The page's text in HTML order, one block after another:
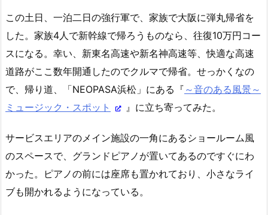
この土日、一泊二日の強行軍で、家族で大阪に弾丸帰省を
した。家族4人で新幹線で帰ろうものなら、往復10万円コー
スになる。幸い、新東名高速や新名神高速等、快適な高速
道路がここ数年開通したのでクルマで帰省。せっかくなの
で、帰り道、「NEOPASA浜松」にある『 ～音のある風景～
ミュージック・スポット
』に立ち寄ってみた。
サービスエリアのメイン施設の一角にあるショールーム風
のスペースで、グランドピアノが置いてあるのですぐにわ
かった。ピアノの前には座席も置かれており、小さなライ
ブも開かれるようになっている。